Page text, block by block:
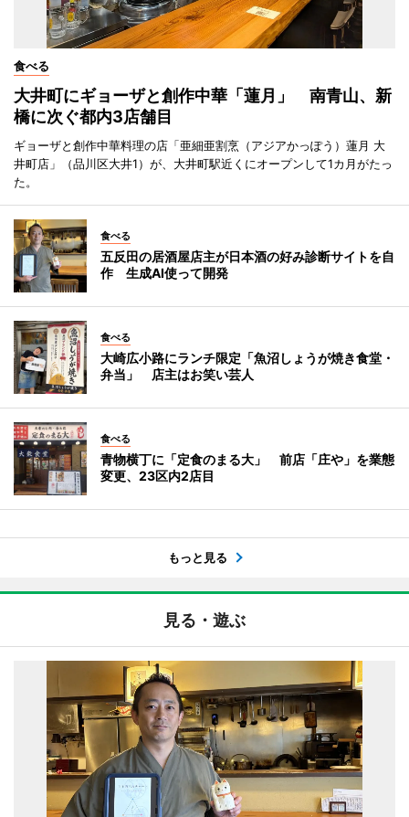
食べる
大井町にギョーザと創作中華「蓮月」 南青山、新
橋に次ぐ都内3店舗目
ギョーザと創作中華料理の店「亜細亜割烹（アジアかっぽう）蓮月 大
井町店」（品川区大井1）が、大井町駅近くにオープンして1カ月がたっ
た。
食べる
五反田の居酒屋店主が日本酒の好み診断サイトを自
作 生成AI使って開発
食べる
大崎広小路にランチ限定「魚沼しょうが焼き食堂・
弁当」 店主はお笑い芸人
食べる
青物横丁に「定食のまる大」 前店「庄や」を業態
変更、23区内2店目
もっと見る
見る・遊ぶ